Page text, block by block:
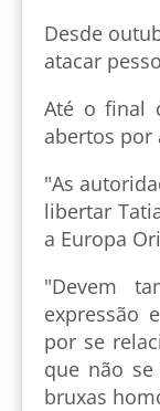
Desde
atacar
Até o final
abertos por
"As
libertar
a Europa
"Devem
expressão
por se
que não se
bruxas